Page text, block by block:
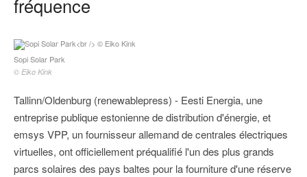
fréquence
Sopi Solar Park
© Eiko Kink
Tallinn/Oldenburg (renewablepress) - Eesti Energia, une
entreprise publique estonienne de distribution d'énergie, et
emsys VPP, un fournisseur allemand de centrales électriques
virtuelles, ont officiellement préqualifié l'un des plus grands
parcs solaires des pays baltes pour la fourniture d'une réserve